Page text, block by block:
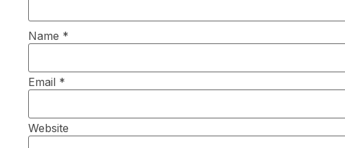
Name *
Email *
Website